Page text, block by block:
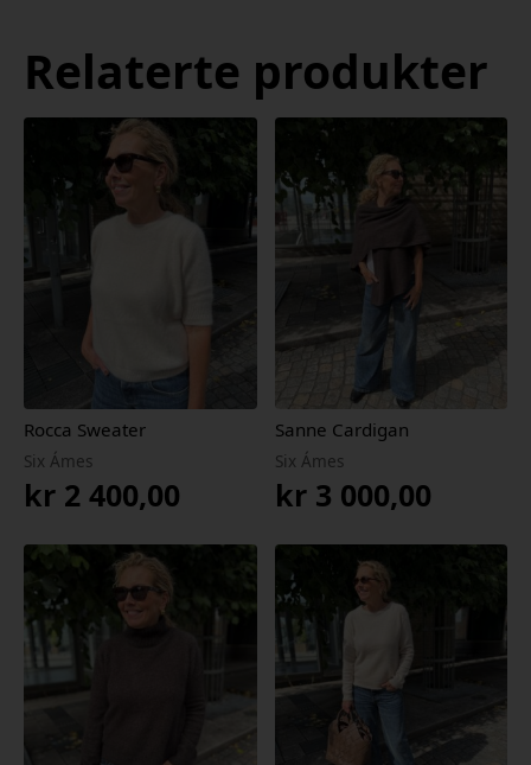
Relaterte produkter
Rocca Sweater
Six Ámes
kr 2 400,00
Sanne Cardigan
Six Ámes
kr3 000,00